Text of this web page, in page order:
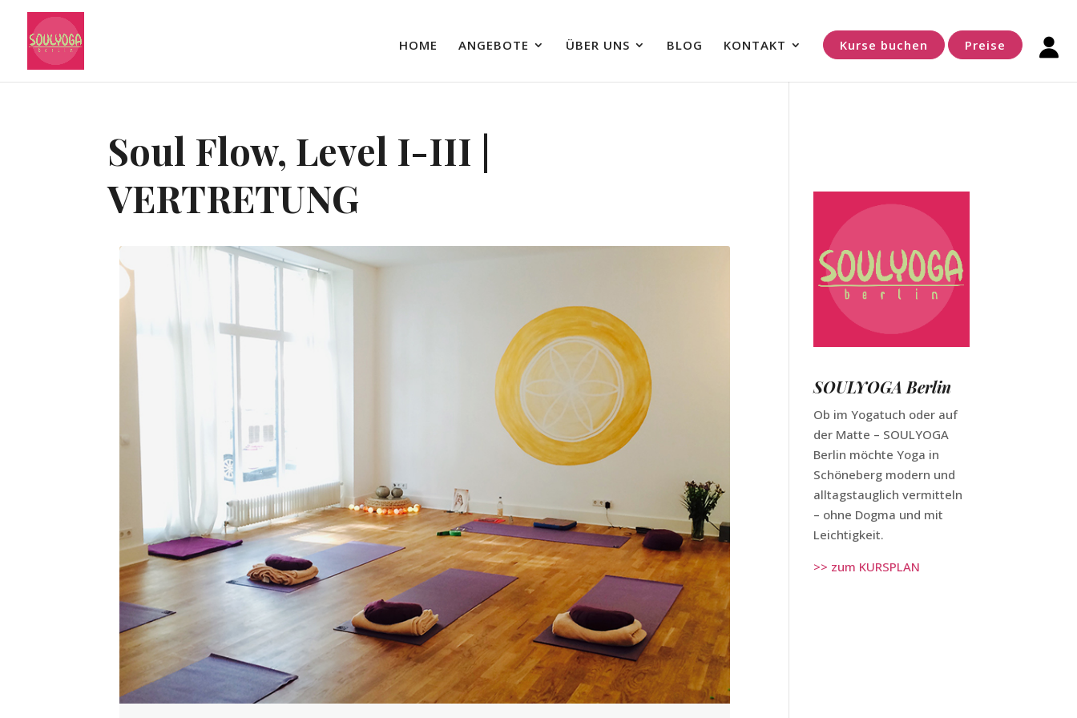
HOME ANGEBOTE ÜBER UNS BLOG KONTAKT Kurse buchen Preise
Soul Flow, Level I-III |
VERTRETUNG
SOULYOGA Berlin
Ob im Yogatuch oder auf
der Matte – SOULYOGA
Berlin möchte Yoga in
Schöneberg modern und
alltagstauglich vermitteln
– ohne Dogma und mit
Leichtigkeit.
>> zum KURSPLAN